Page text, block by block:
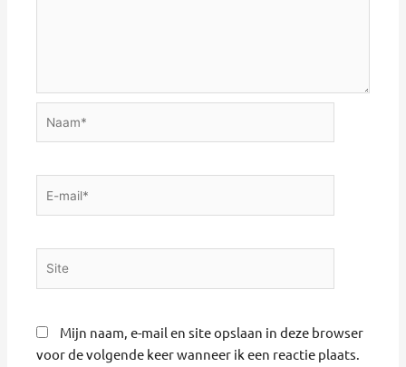
Mijn naam, e-mail en site opslaan in deze browser
voor de volgende keer wanneer ik een reactie plaats.